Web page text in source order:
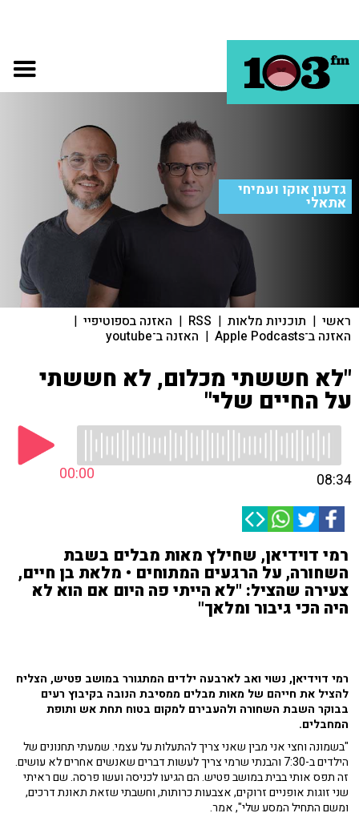
גדעון אוקו ועמיחי
אתאלי
ראשי | תוכניות מלאות |
RSS
| האזנה בספוטיפיי |
האזנה ב־Apple Podcasts | האזנה ב־youtube
"לא חששתי מכלום, לא חששתי
על החיים שלי"
00:00 08:34
רמי דוידיאן, שחילץ מאות מבלים בשבת
השחורה, על הרגעים המתוחים • מלאת בן חיים,
צעירה שהציל: "לא הייתי פה היום אם הוא לא
היה הכי גיבור ומלאך"
רמי דוידיאן, נשוי ואב לארבעה ילדים המתגורר במושב פטיש, הצליח
להציל את חייהם של מאות מבלים ממסיבת הנובה בקיבוץ רעים
בבוקר השבת השחורה ולהעבירם למקום בטוח תחת אש ותופת
המחבלים.
"בשמונה וחצי אני מבין שאני צריך להתעלות על עצמי. שמעתי תחנונים של
הילדים ב-7:30 והבנתי שרמי צריך לעשות דברים שאנשים אחרים לא עושים.
זה תפס אותי בבית במושב פטיש. הם הגיעו לכניסה ועשו פרסה. שם ראיתי
שני זוגות אופניים זרוקים, אצבעות כרותות, וחשבתי שזאת תאונת דרכים,
ומשם התחיל המסע שלי", אמר.